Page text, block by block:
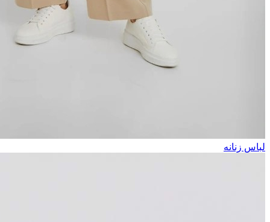
لباس زنانه